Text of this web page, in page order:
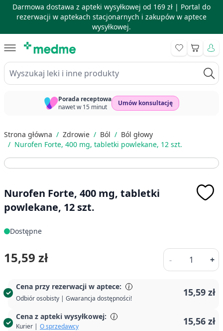
Darmowa dostawa z apteki wysyłkowej od 169 zł | Portal do
rezerwacji w aptekach stacjonarnych i zakupów w aptece
wysyłkowej.
Wyszukaj leki i inne produkty
Koszyk
Porada receptowa
nawet w 15 minut
Umów konsultację
Strona główna / Zdrowie / Ból / Ból głowy
/ Nurofen Forte, 400 mg, tabletki powlekane, 12 szt.
Nurofen Forte, 400 mg, tabletki
powlekane, 12 szt.
Dostępne
Cena przy rezerwacji w aptece:
Odbiór osobisty | Gwarancja dostępności!
15,59 zł
Cena z apteki wysyłkowej:
Kurier | O sprzedawcy 15,56 zł
15,59 zł -
Ilość
+